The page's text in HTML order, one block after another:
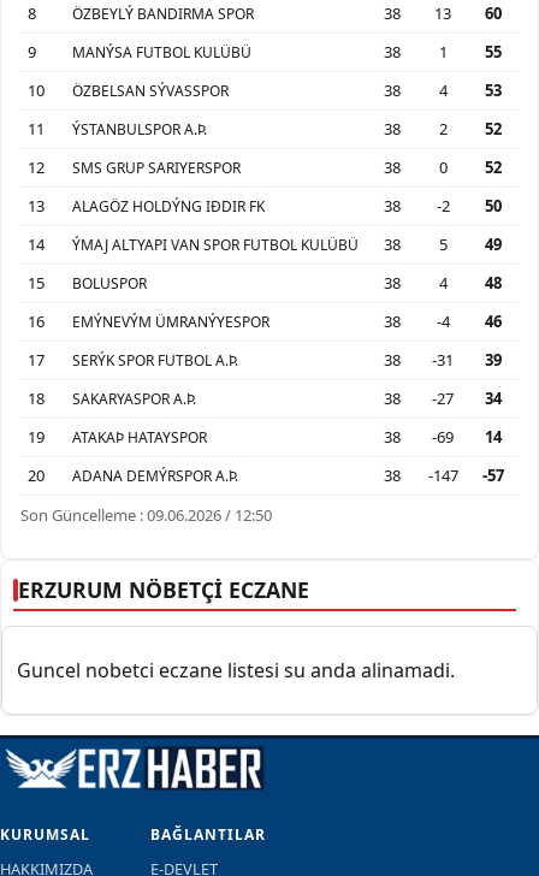
8 ÖZBEYLÝ BANDIRMA SPOR 38 13
60
9
MANÝSA FUTBOL KULÜBÜ 38 1
55
10
ÖZBELSAN SÝVASSPOR 38 4
53
11
ÝSTANBULSPOR A.Þ. 38 2
52
12
SMS GRUP SARIYERSPOR 38 0
52
13
ALAGÖZ HOLDÝNG IÐDIR FK 38 -2
50
14
ÝMAJ ALTYAPI VAN SPOR FUTBOL KULÜBÜ 38 5
49
15
BOLUSPOR 38 4
48
16
EMÝNEVÝM ÜMRANÝYESPOR 38 -4
46
17
SERÝK SPOR FUTBOL A.Þ. 38 -31
39
18
SAKARYASPOR A.Þ. 38 -27
34
19
ATAKAÞ HATAYSPOR 38 -69
14
20
ADANA DEMÝRSPOR A.Þ. 38 -147
-57
Son Güncelleme : 09.06.2026 / 12:50
ERZURUM NÖBETÇİ ECZANE
Guncel nobetci eczane listesi su anda alinamadi.
KURUMSAL
HAKKIMIZDA
BAĞLANTILAR
E-DEVLET